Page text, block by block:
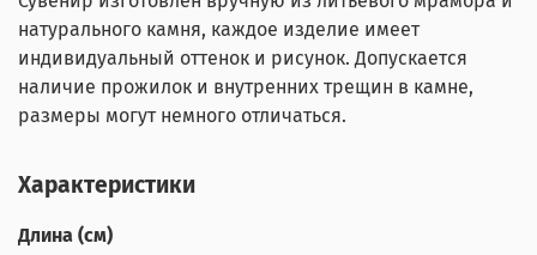
натурального камня, каждое изделие имеет
индивидуальный оттенок и рисунок. Допускается
наличие прожилок и внутренних трещин в камне,
размеры могут немного отличаться.
Характеристики
Длина (см)